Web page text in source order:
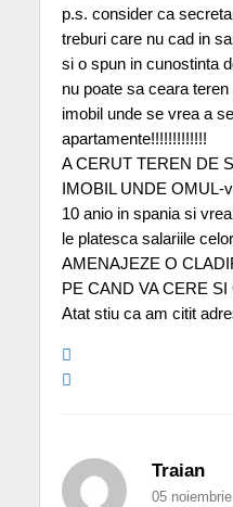
p.s. consider ca
treburi care nu cad in
si o spun in cunostinta
nu poate sa ceara
imobil unde se vrea a
apartamente!!!!!!!!!!!!!
A CERUT TEREN DE
IMOBIL UNDE OMUL-
10 anio in spania si
le platesca salariile
AMENAJEZE O
PE CAND VA CERE SI
Atat stiu ca am citit
Traian
05